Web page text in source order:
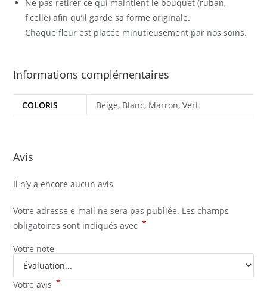
Ne pas retirer ce qui maintient le bouquet (ruban,
ficelle) afin qu’il garde sa forme originale.
Chaque fleur est placée minutieusement par nos soins.
Informations complémentaires
COLORIS Beige, Blanc, Marron, Vert
Avis
Il n’y a encore aucun avis
Votre adresse e-mail ne sera pas publiée. Les champs
obligatoires sont indiqués avec *
Votre note
Votre avis *